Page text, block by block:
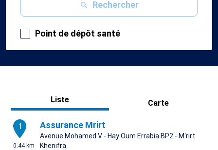
Rechercher
Point de dépôt santé
Liste Carte
1
0.44 km
Assurance Mrirt
Avenue Mohamed V - Hay Oum Errabia BP2 - M'rirt
Khenifra